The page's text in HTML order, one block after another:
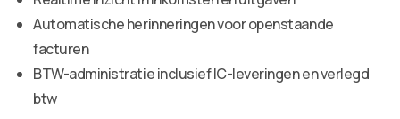
Automatische herinneringen voor openstaande
facturen
BTW-administratie inclusief IC-leveringen en verlegd
btw